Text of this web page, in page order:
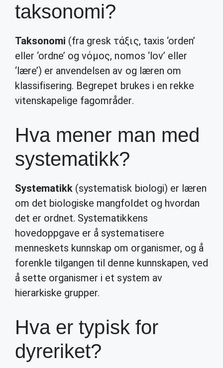
taksonomi?
Taksonomi (fra gresk τάξις, taxis ‘orden’
eller ‘ordne’ og νόμος, nomos ‘lov’ eller
‘lære’) er anvendelsen av og læren om
klassifisering. Begrepet brukes i en rekke
vitenskapelige fagområder.
Hva mener man med
systematikk?
Systematikk (systematisk biologi) er læren
om det biologiske mangfoldet og hvordan
det er ordnet. Systematikkens
hovedoppgave er å systematisere
menneskets kunnskap om organismer, og å
forenkle tilgangen til denne kunnskapen, ved
å sette organismer i et system av
hierarkiske grupper.
Hva er typisk for
dyreriket?